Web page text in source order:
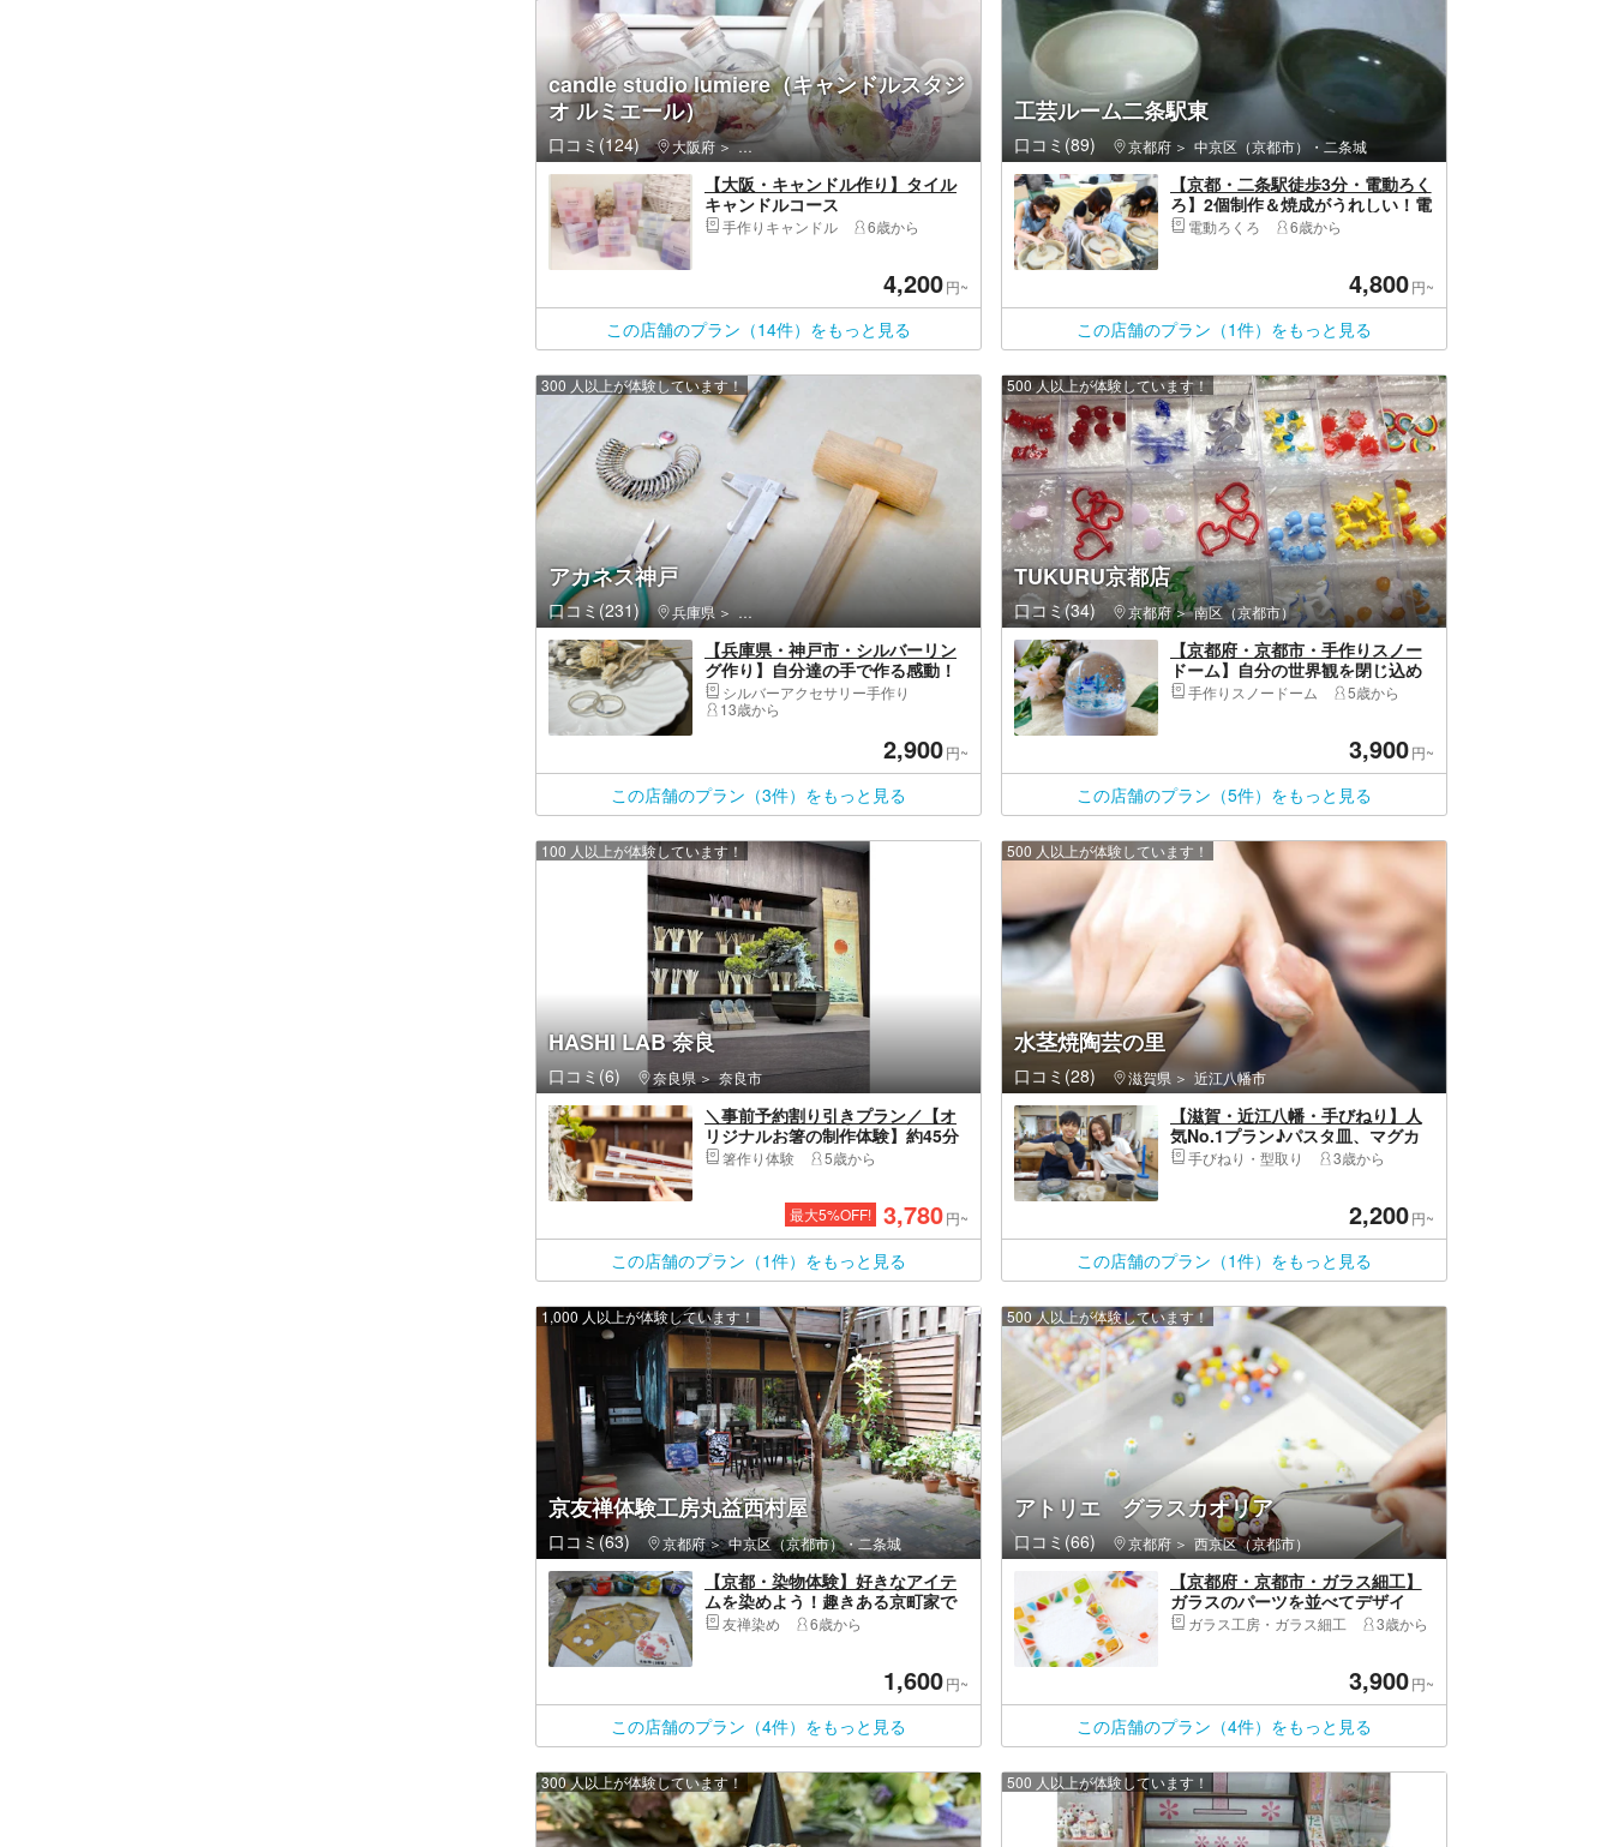
candle studio lumiere（キャンドルスタジ
オ ルミエール）
口コミ(124) 大阪府 北区（大阪市）・北新地・中之島・大阪天満宮・中津
【大阪・キャンドル作り】タイル
キャンドルコース
手作りキャンドル 6歳から
4,200円~
この店舗のプラン（14件）をもっと見る
工芸ルーム二条駅東
口コミ(89) 京都府 中京区（京都市）・二条城
【京都・二条駅徒歩3分・電動ろく
ろ】2個制作＆焼成がうれしい！電
動ろくろ陶芸体験（60分）
電動ろくろ 6歳から
4,800円~
この店舗のプラン（1件）をもっと見る
アカネス神戸
口コミ(231) 兵庫県 中央区（神戸市）・元町・三宮・ポートアイランド・ハーバーランド
300 人以上が体験しています！
【兵庫県・神戸市・シルバーリン
グ作り】自分達の手で作る感動！
わかりやすい丁寧な指導で「思い
出と共に」一品物作り
シルバーアクセサリー手作り
13歳から
2,900円~
この店舗のプラン（3件）をもっと見る
TUKURU京都店
口コミ(34) 京都府 南区（京都市）
500 人以上が体験しています！
【京都府・京都市・手作りスノー
ドーム】自分の世界観を閉じ込め
る。スノードーム作り
手作りスノードーム 5歳から
3,900円~
この店舗のプラン（5件）をもっと見る
HASHI LAB 奈良
口コミ(6) 奈良県 奈良市
100 人以上が体験しています！
＼事前予約割り引きプラン／【オ
リジナルお箸の制作体験】約45分
で完成！観光の思い出作りにおす
＜女性・カップル・ファミリーに
箸作り体験 5歳から
最大5%OFF! 3,780円~
この店舗のプラン（1件）をもっと見る
水茎焼陶芸の里
口コミ(28) 滋賀県 近江八幡市
500 人以上が体験しています！
【滋賀・近江八幡・手びねり】人
気No.1プラン♪パスタ皿、マグカ
ップ、珈琲カップなど制作できま
手びねり・型取り 3歳から
2,200円~
この店舗のプラン（1件）をもっと見る
京友禅体験工房丸益西村屋
口コミ(63) 京都府 中京区（京都市）・二条城
1,000 人以上が体験しています！
【京都・染物体験】好きなアイテ
ムを染めよう！趣きある京町家で
友禅染め入門コース
友禅染め 6歳から
1,600円~
この店舗のプラン（4件）をもっと見る
アトリエ グラスカオリア
口コミ(66) 京都府 西京区（京都市）
500 人以上が体験しています！
【京都府・京都市・ガラス細工】
ガラスのパーツを並べてデザイ
ン！お皿作り
ガラス工房・ガラス細工 3歳から
3,900円~
この店舗のプラン（4件）をもっと見る
300 人以上が体験しています！ 500 人以上が体験しています！